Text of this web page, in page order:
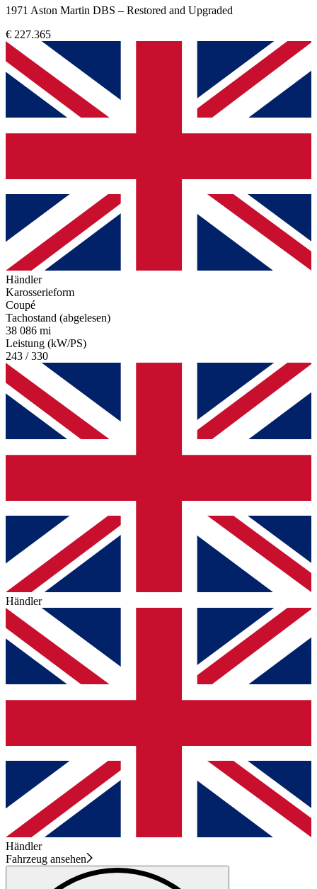
1971 Aston Martin DBS – Restored and Upgraded
€ 227.365
Händler
Karosserieform
Coupé
Tachostand (abgelesen)
38 086 mi
Leistung (kW/PS)
243 / 330
Händler
Händler
Fahrzeug ansehen